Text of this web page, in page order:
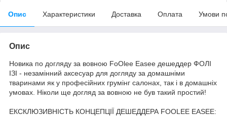
Опис Характеристики Доставка Оплата Умови
Опис
Новика по догляду за вовною FoOlee Easee дешеддер ФОЛІ
ІЗІ - незамінний аксесуар для догляду за домашніми
тваринами як у професійних грумінг салонах, так і в домашніх
умовах. Ніколи ще догляд за вовною не був такий простий!
ЕКСКЛЮЗИВНІСТЬ КОНЦЕПЦІЇ ДЕШЕДДЕРА FOOLEE EASEE: